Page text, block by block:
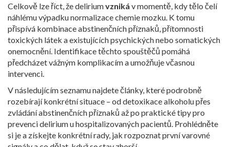
Celkově lze říct, že deliriumvzniká v momentě, kdy tělo čelí
náhlému výpadku normalizace chemie mozku. K tomu
přispívá kombinace abstinenčních příznaků, přítomnosti
toxických látek a existujících psychických nebo somatických
onemocnění. Identifikace těchto spouštěčů pomáhá
předcházet vážným komplikacím a umožňuje včasnou
intervenci.
V následujícím seznamu najdete články, které podrobně
rozebírají konkrétní situace – od detoxikace alkoholu přes
zvládání abstinenčních příznaků až po praktické tipy pro
prevenci delirium u hospitalizovaných pacientů. Prohlédněte
si je a získejte konkrétní rady, jak rozpoznat první varovné